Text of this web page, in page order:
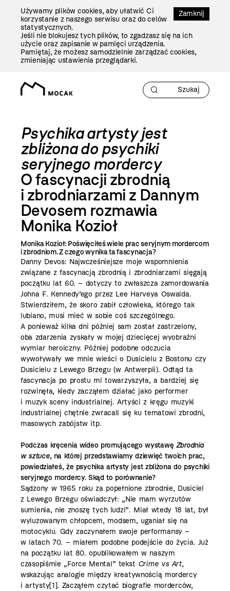
Zamknij
Używamy plików cookies, aby ułatwić Ci
korzystanie z naszego serwisu oraz do celów
statystycznych.
Jeśli nie blokujesz tych plików, to zgadzasz się na ich
użycie oraz zapisanie w pamięci urządzenia.
Pamiętaj, że możesz samodzielnie zarządzać cookies,
zmieniając ustawienia przeglądarki.
Psychika artysty jest
zbliżona do psychiki
seryjnego mordercy
O fascynacji zbrodnią
i zbrodniarzami z Dannym
Devosem rozmawia
Monika Kozioł
Monika Kozioł: Poświęciłeś wiele prac seryjnym mordercom
i zbrodniom. Z czego wynika ta fascynacja?
Danny Devos: Najwcześniejsze moje wspomnienia
związane z fascynacją zbrodnią i zbrodniarzami sięgają
początku lat 60. – dotyczy to zwłaszcza zamordowania
Johna F. Kennedy’ego przez Lee Harveya Oswalda.
Stwierdziłem, że skoro zabił człowieka, którego tak
lubiano, musi mieć w sobie coś szczególnego.
A ponieważ kilka dni później sam został zastrzelony,
oba zdarzenia zyskały w mojej dziecięcej wyobraźni
wymiar heroiczny. Później podobne odczucia
wywoływały we mnie wieści o Dusicielu z Bostonu czy
Dusicielu z Lewego Brzegu (w Antwerpii). Odtąd ta
fascynacja po prostu mi towarzyszyła, a bardziej się
rozwinęła, kiedy zacząłem działać jako performer
i muzyk sceny industrialnej. Artyści z kręgu muzyki
industrialnej chętnie zwracali się ku tematowi zbrodni,
masowych zabójstw itp.
Podczas kręcenia wideo promującego wystawę Zbrodnia
w sztuce, na której przedstawiamy dziewięć twoich prac,
powiedziałeś, że psychika artysty jest zbliżona do psychiki
seryjnego mordercy. Skąd to porównanie?
Sądzony w 1965 roku za popełnione zbrodnie, Dusiciel
z Lewego Brzegu oświadczył: „Nie mam wyrzutów
sumienia, nie znoszę tych ludzi”. Miał wtedy 18 lat, był
wyluzowanym chłopcem, modsem, uganiał się na
motocyklu. Gdy zaczynałem swoje performansy –
w latach 70. – miałem podobne podejście do życia. Już
na początku lat 80. opublikowałem w naszym
czasopiśmie „Force Mental” tekst Crime vs Art,
wskazując analogie między kreatywnością mordercy
i artysty[1]. Zacząłem czytać biografie morderców,